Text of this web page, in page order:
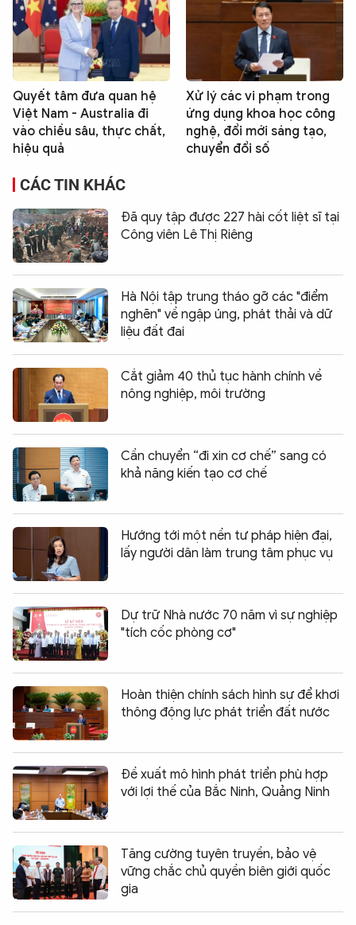
Quyết tâm đưa quan hệ
Việt Nam - Australia đi
vào chiều sâu, thực chất,
hiệu quả
Xử lý các vi phạm trong
ứng dụng khoa học công
nghệ, đổi mới sáng tạo,
chuyển đổi số
CÁC TIN KHÁC
Đã quy tập được 227 hài cốt liệt sĩ tại
Công viên Lê Thị Riêng
Hà Nội tập trung tháo gỡ các "điểm
nghẽn" về ngập úng, phát thải và dữ
liệu đất đai
Cắt giảm 40 thủ tục hành chính về
nông nghiệp, môi trường
Cần chuyển “đi xin cơ chế” sang có
khả năng kiến tạo cơ chế
Hướng tới một nền tư pháp hiện đại,
lấy người dân làm trung tâm phục vụ
Dự trữ Nhà nước 70 năm vì sự nghiệp
"tích cốc phòng cơ"
Hoàn thiện chính sách hình sự để khơi
thông động lực phát triển đất nước
Đề xuất mô hình phát triển phù hợp
với lợi thế của Bắc Ninh, Quảng Ninh
Tăng cường tuyên truyền, bảo vệ
vững chắc chủ quyền biên giới quốc
gia